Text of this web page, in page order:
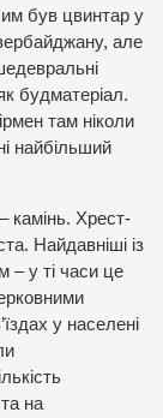
був цвинтар у
але
будматеріал.
там ніколи
найбільший
камінь. Хрест-
Найдавніші із
– у ті часи це
у населені
на